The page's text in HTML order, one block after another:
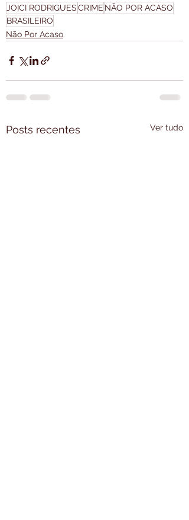
JOICI RODRIGUESCRIME NÃO POR ACASO
BRASILEIRO
Não Por Acaso
Posts recentes Ver tudo